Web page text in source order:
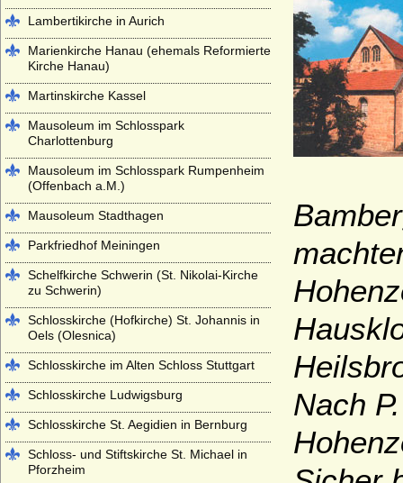
Nach
Lambertikirche in Aurich
Marienkirche Hanau (ehemals Reformierte
Kirche Hanau)
Martinskirche Kassel
Mausoleum im Schlosspark
Charlottenburg
Mausoleum im Schlosspark Rumpenheim
(Offenbach a.M.)
Mausoleum Stadthagen
Parkfriedhof Meiningen
Schelfkirche Schwerin (St. Nikolai-Kirche
zu Schwerin)
Schlosskirche (Hofkirche) St. Johannis in
Oels (Olesnica)
Schlosskirche im Alten Schloss Stuttgart
Schlosskirche Ludwigsburg
Schlosskirche St. Aegidien in Bernburg
Schloss- und Stiftskirche St. Michael in
Pforzheim